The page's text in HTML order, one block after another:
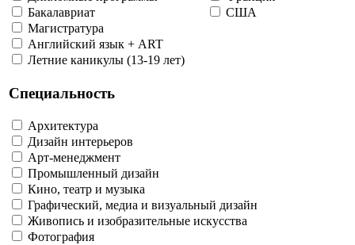
Бакалавриат
Магистратура
Английский язык + ART
Летние каникулы (13-19 лет)
США
Специальность
Архитектура
Дизайн интерьеров
Арт-менеджмент
Промышленный дизайн
Кино, театр и музыка
Графический, медиа и визуальный дизайн
Живопись и изобразительные искусства
Фотография